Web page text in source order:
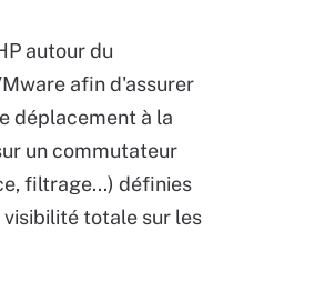
autour du
afin d'assurer
déplacement à la
un commutateur
filtrage...) définies
visibilité totale sur les